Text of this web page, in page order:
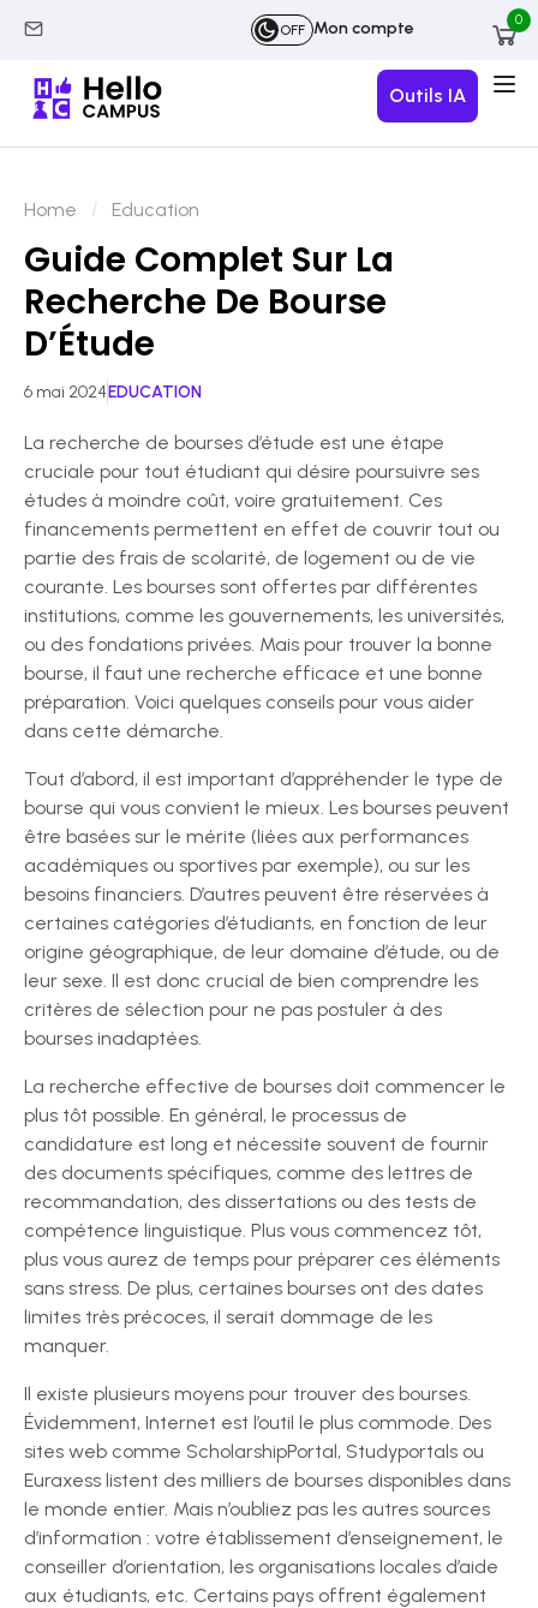
OFF Mon compte 0
Outils IA
Home Education
Guide Complet Sur La
Recherche De Bourse
D’Étude
6 mai 2024EDUCATION
La recherche de bourses d’étude est une étape
cruciale pour tout étudiant qui désire poursuivre ses
études à moindre coût, voire gratuitement. Ces
financements permettent en effet de couvrir tout ou
partie des frais de scolarité, de logement ou de vie
courante. Les bourses sont offertes par différentes
institutions, comme les gouvernements, les universités,
ou des fondations privées. Mais pour trouver la bonne
bourse, il faut une recherche efficace et une bonne
préparation. Voici quelques conseils pour vous aider
dans cette démarche.
Tout d’abord, il est important d’appréhender le type de
bourse qui vous convient le mieux. Les bourses peuvent
être basées sur le mérite (liées aux performances
académiques ou sportives par exemple), ou sur les
besoins financiers. D’autres peuvent être réservées à
certaines catégories d’étudiants, en fonction de leur
origine géographique, de leur domaine d’étude, ou de
leur sexe. Il est donc crucial de bien comprendre les
critères de sélection pour ne pas postuler à des
bourses inadaptées.
La recherche effective de bourses doit commencer le
plus tôt possible. En général, le processus de
candidature est long et nécessite souvent de fournir
des documents spécifiques, comme des lettres de
recommandation, des dissertations ou des tests de
compétence linguistique. Plus vous commencez tôt,
plus vous aurez de temps pour préparer ces éléments
sans stress. De plus, certaines bourses ont des dates
limites très précoces, il serait dommage de les
manquer.
Il existe plusieurs moyens pour trouver des bourses.
Évidemment, Internet est l’outil le plus commode. Des
sites web comme ScholarshipPortal, Studyportals ou
Euraxess listent des milliers de bourses disponibles dans
le monde entier. Mais n’oubliez pas les autres sources
d’information : votre établissement d’enseignement, le
conseiller d’orientation, les organisations locales d’aide
aux étudiants, etc. Certains pays offrent également